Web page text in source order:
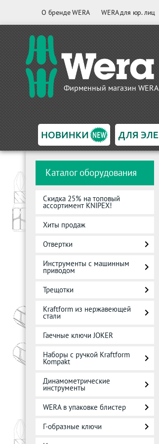
О бренде WERA WERA для юр. лиц
Фирменный магазин WERA
Каталог оборудования
Скидка 25% на топовый
ассортимент KNIPEX!
Хиты продаж
Отвертки
Инструменты с машинным
приводом
Трещотки
Kraftform из нержавеющей
стали
Гаечные ключи JOKER
Наборы с ручкой Kraftform
Kompakt
Динамометрические
инструменты
WERA в упаковке блистер
Г-образные ключи